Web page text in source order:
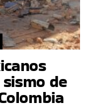
de